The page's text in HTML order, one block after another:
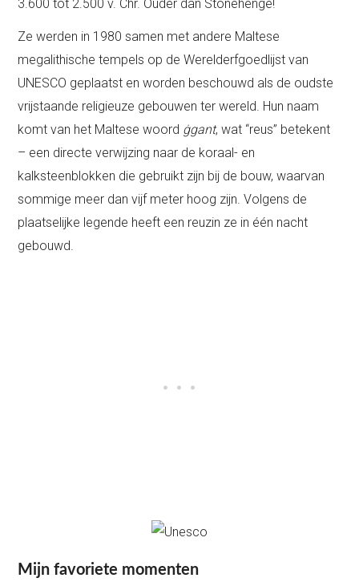
3.600 tot 2.500 v. Chr. Ouder dan Stonehenge!
Ze werden in 1980 samen met andere Maltese
megalithische tempels op de Werelderfgoedlijst van
UNESCO geplaatst en worden beschouwd als de oudste
vrijstaande religieuze gebouwen ter wereld. Hun naam
komt van het Maltese woord ġgant, wat “reus” betekent
– een directe verwijzing naar de koraal- en
kalksteenblokken die gebruikt zijn bij de bouw, waarvan
sommige meer dan vijf meter hoog zijn. Volgens de
plaatselijke legende heeft een reuzin ze in één nacht
gebouwd.
Mijn favoriete momenten